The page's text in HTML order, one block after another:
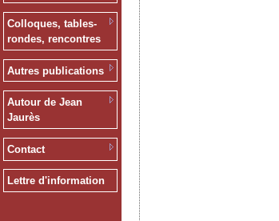
Colloques, tables-
rondes, rencontres
Autres publications
Autour de Jean
Jaurès
Contact
Lettre d'information